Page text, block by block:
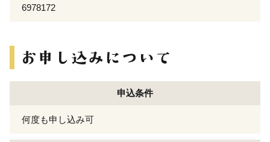
6978172
申込条件
何度も申し込み可